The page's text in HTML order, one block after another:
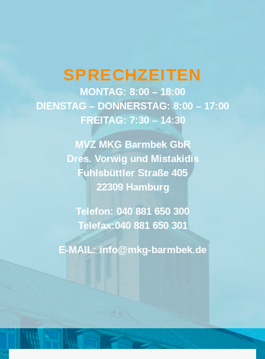
SPRECHZEITEN
MONTAG: 8:00 – 18:00
DIENSTAG – DONNERSTAG: 8:00 – 17:00
FREITAG: 7:30 – 14:30
MVZ MKG Barmbek GbR
Dres. Vorwig und Mistakidis
Fuhlsbüttler Straße 405
22309 Hamburg
Telefon: 040 881 650 300
Telefax:040 881 650 301
E-MAIL:info@mkg-barmbek.de